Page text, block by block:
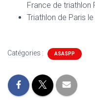
France de triathlon
Triathlon de Paris
Catégories : ASASPP